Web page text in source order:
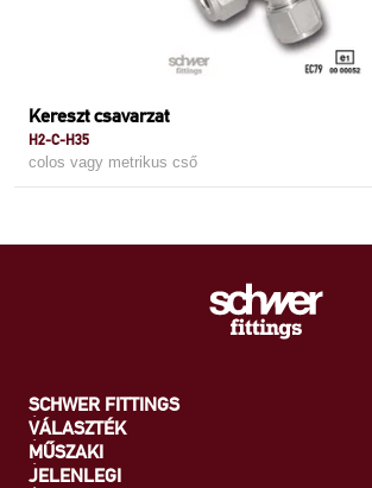
Kereszt csavarzat
H2-C-H35
colos vagy metrikus cső
SCHWER FITTINGS
VÁLASZTÉK
MŰSZAKI
JELENLEGI